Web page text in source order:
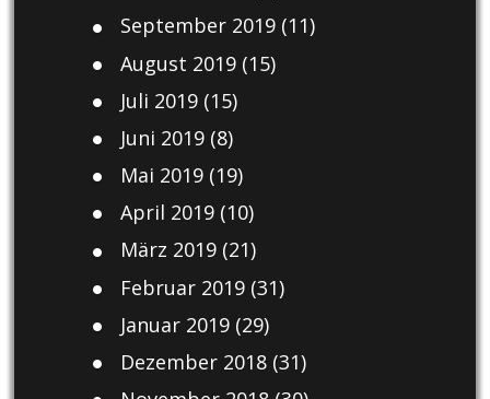
September 2019(11)
August 2019(15)
Juli 2019(15)
Juni 2019(8)
Mai 2019(19)
April 2019(10)
März 2019(21)
Februar 2019(31)
Januar 2019(29)
Dezember 2018(31)